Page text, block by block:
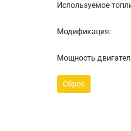
Используемое
Модификация:
Мощность